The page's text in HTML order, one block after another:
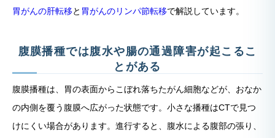
胃がんの肝転移と 胃がんのリンパ節転移で解説しています。
腹膜播種では腹水や腸の通過障害が起こるこ
とがある
腹膜播種は、胃の表面からこぼれ落ちたがん細胞などが、おなか
の内側を覆う腹膜へ広がった状態です。小さな播種はCTで見つ
けにくい場合があります。進行すると、腹水による腹部の張り、